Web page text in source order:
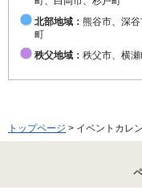
北部地域： 熊谷市、深
町
秩父地域： 秩父市、横
トップページ > イベントカレ